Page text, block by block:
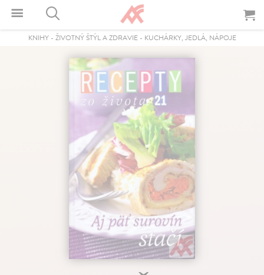
KNIHY- ŽIVOTNÝ ŠTÝL A ZDRAVIE- KUCHÁRKY, JEDLÁ, NÁPOJE